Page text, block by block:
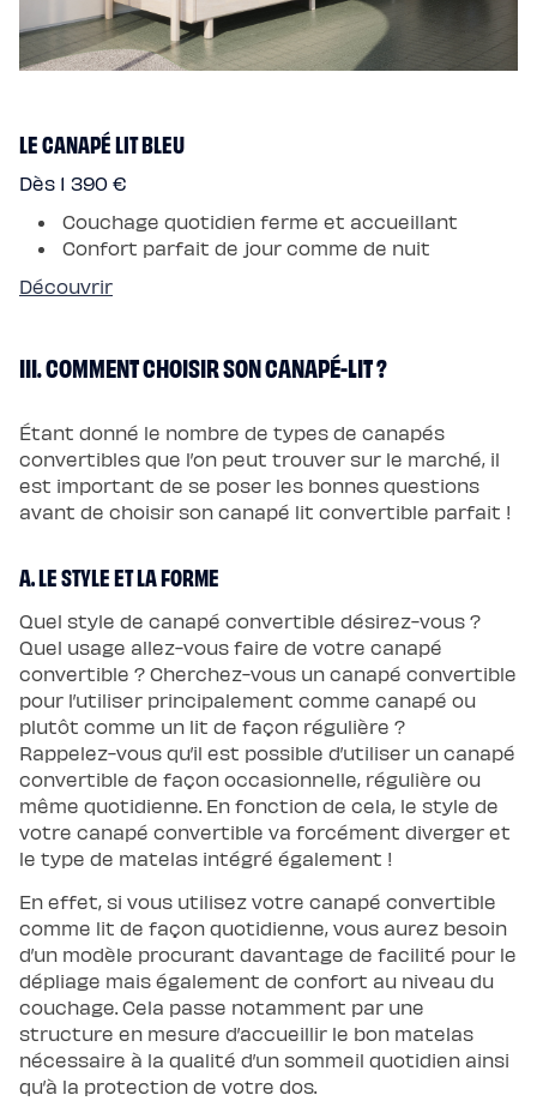
LE CANAPÉ LIT BLEU
Dès 1 390 €
Couchage quotidien ferme et accueillant
Confort parfait de jour comme de nuit
Découvrir
III. COMMENT CHOISIR SON CANAPÉ-LIT ?
Étant donné le nombre de types de canapés
convertibles que l’on peut trouver sur le marché, il
est important de se poser les bonnes questions
avant de choisir son canapé lit convertible parfait !
A. LE STYLE ET LA FORME
Quel style de canapé convertible désirez-vous ?
Quel usage allez-vous faire de votre canapé
convertible ? Cherchez-vous un canapé convertible
pour l’utiliser principalement comme canapé ou
plutôt comme un lit de façon régulière ?
Rappelez-vous qu’il est possible d’utiliser un canapé
convertible de façon occasionnelle, régulière ou
même quotidienne. En fonction de cela, le style de
votre canapé convertible va forcément diverger et
le type de matelas intégré également !
En effet, si vous utilisez votre canapé convertible
comme lit de façon quotidienne, vous aurez besoin
d’un modèle procurant davantage de facilité pour le
dépliage mais également de confort au niveau du
couchage. Cela passe notamment par une
structure en mesure d’accueillir le bon matelas
nécessaire à la qualité d’un sommeil quotidien ainsi
qu’à la protection de votre dos.